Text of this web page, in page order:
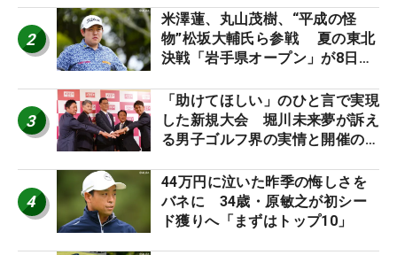
ーのヒトネタ！】
2
米澤蓮、丸山茂樹、“平成の怪
物”松坂大輔氏ら参戦 夏の東北
決戦「岩手県オープン」が8日開
3
「助けてほしい」のひと言で実現
した新規大会 堀川未来夢が訴え
る男子ゴルフ界の実情と開催の舞
4
44万円に泣いた昨季の悔しさを
バネに 34歳・原敏之が初シー
ド獲りへ「まずはトップ10」